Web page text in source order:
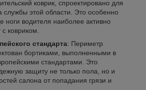
коврик, спроектировано для
службы этой области. Это особенно
ноги водителя наиболее активно
ковриком.
стандарта: Периметр
бортиками, выполненными в
стандартами. Это
защиту не только пола, но и
салона от попадания грязи и